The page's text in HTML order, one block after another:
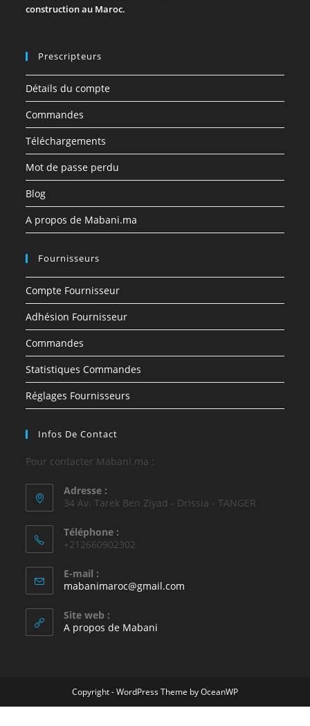
construction au Maroc.
Prescripteurs
Détails du compte
Commandes
Téléchargements
Mot de passe perdu
Blog
A propos de Mabani.ma
Fournisseurs
Compte Fournisseur
Adhésion Fournisseur
Commandes
Statistiques Commandes
Réglages Fournisseurs
Infos De Contact
Pour contacter Mabani.ma :
Adresse :
34 Av. Tarek Ben Ziyad - Drissia - TANGER
Téléphone :
+212660902302
E-mail :
mabanimaroc@gmail.com
Site web :
A propos de Mabani
Copyright - WordPress Theme by OceanWP